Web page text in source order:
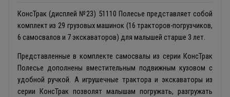
КонсТрак (дисплей №23) 51110 Полесье представляет собой
комплект из 29 грузовых машинок (16 тракторов-погрузчиков,
6 самосвалов и 7 экскаваторов) для малышей старше 3 лет.
Представленные в комплекте самосвалы из серии КонсТрак
Полесье дополнены вместительным подвижным кузовом с
удобной ручкой. А игрушечные трактора и экскаваторы из
серии КонсТрак позволят малышам погружать, разгружать